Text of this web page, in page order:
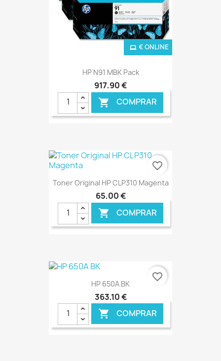
HP N91 MBK Pack
917,90 €
 COMPRAR
€ ONLINE
Toner Original HP CLP310 Magenta
65,00 €
 COMPRAR
favorite_border
HP 650A BK
363,10 €
 COMPRAR
favorite_border